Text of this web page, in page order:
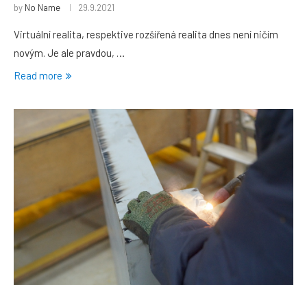
by No Name 29.9.2021
Virtuální realita, respektive rozšířená realita dnes není ničím
novým. Je ale pravdou, …
Read more